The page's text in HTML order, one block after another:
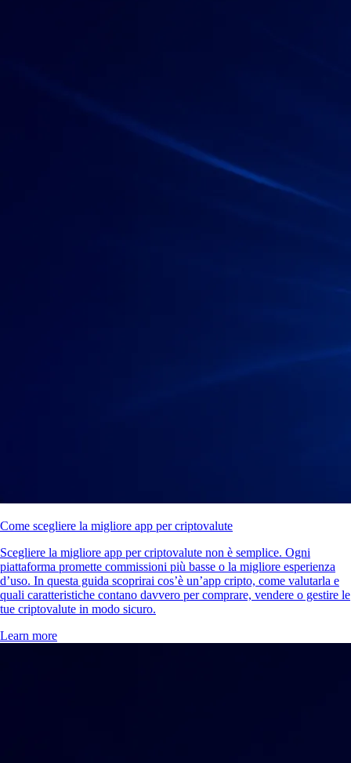
Come scegliere la migliore app per criptovalute
Scegliere la migliore app per criptovalute non è semplice. Ogni
piattaforma promette commissioni più basse o la migliore esperienza
d’uso. In questa guida scoprirai cos’è un’app cripto, come valutarla e
quali caratteristiche contano davvero per comprare, vendere o gestire le
tue criptovalute in modo sicuro.
Learn more